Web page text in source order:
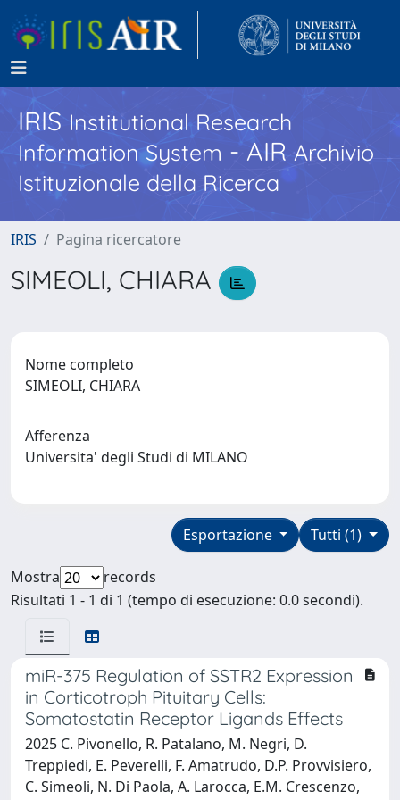
IRISInstitutional Research
Information System - AIR Archivio
Istituzionale della Ricerca
IRIS Pagina ricercatore
SIMEOLI, CHIARA
Nome completo
SIMEOLI, CHIARA
Afferenza
Universita' degli Studi di MILANO
Tutti (1)
Esportazione
Mostra
records
Risultati 1 - 1 di 1 (tempo di esecuzione: 0.0 secondi).
miR-375 Regulation of SSTR2 Expression
in Corticotroph Pituitary Cells:
Somatostatin Receptor Ligands Effects
2025 C. Pivonello, R. Patalano, M. Negri, D.
Treppiedi, E. Peverelli, F. Amatrudo, D.P. Provvisiero,
C. Simeoli, N. Di Paola, A. Larocca, E.M. Crescenzo,